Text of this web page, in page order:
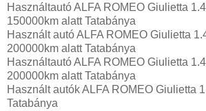
Használtautó‎ ALFA ROMEO Giulietta
150000km alatt Tatabánya
Használt autó‎ ALFA ROMEO Giulietta
200000km alatt Tatabánya
Használtautó‎ ALFA ROMEO Giulietta
200000km alatt Tatabánya
Használt autó‎k ALFA ROMEO Giulietta
Tatabánya